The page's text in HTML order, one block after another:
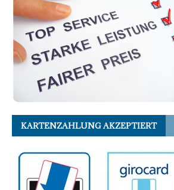
KARTENZAHLUNG AKZEPTIERT